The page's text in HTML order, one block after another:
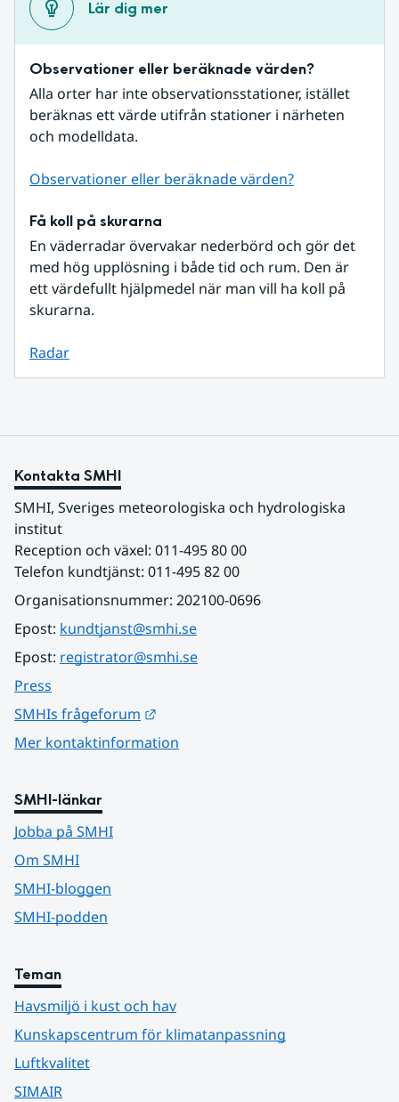
Lär dig mer
Observationer eller beräknade värden?
Alla orter har inte observationsstationer, istället
beräknas ett värde utifrån stationer i närheten
och modelldata.
Observationer eller beräknade värden?
Få koll på skurarna
En väderradar övervakar nederbörd och gör det
med hög upplösning i både tid och rum. Den är
ett värdefullt hjälpmedel när man vill ha koll på
skurarna.
Radar
Kontakta SMHI
SMHI, Sveriges meteorologiska och hydrologiska
institut
Reception och växel: 011-495 80 00
Telefon kundtjänst: 011-495 82 00
Organisationsnummer: 202100-0696
Epost: kundtjanst@smhi.se
Epost: registrator@smhi.se
Press
SMHIs frågeforum
Mer kontaktinformation
SMHI-länkar
Jobba på SMHI
Om SMHI
SMHI-bloggen
SMHI-podden
Teman
Havsmiljö i kust och hav
Kunskapscentrum för klimatanpassning
Luftkvalitet
SIMAIR